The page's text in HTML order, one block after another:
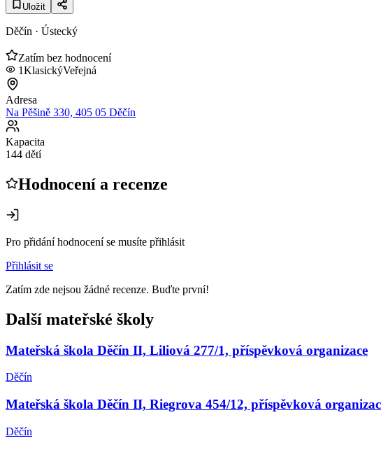
Uložit
Děčín · Ústecký
Zatím bez hodnocení
1KlasickýVeřejná
Adresa
Na Pěšině 330, 405 05 Děčín
Kapacita
144 dětí
Hodnocení a recenze
Pro přidání hodnocení se musíte přihlásit
Přihlásit se
Zatím zde nejsou žádné recenze. Buďte první!
Další mateřské školy
Mateřská škola Děčín II, Liliová 277/1, příspěvková organizace
Děčín
Mateřská škola Děčín II, Riegrova 454/12, příspěvková
Děčín